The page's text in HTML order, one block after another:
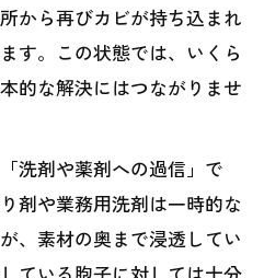
から再びカビが持ち込まれ
す。この状態では、いくら
的な解決にはつながりませ
洗剤や薬剤への過信」で
剤や業務用洗剤は一時的な
、素材の奥まで浸透してい